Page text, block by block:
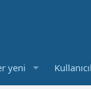
yeni